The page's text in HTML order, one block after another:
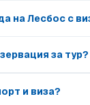
на Лесбос с
за тур?
и виза?